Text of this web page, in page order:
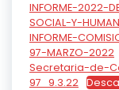
INFORME-2022-
SOCIAL-Y-
INFORME-
97-MARZO-2022
Secretaria-de-
97_9.3.22